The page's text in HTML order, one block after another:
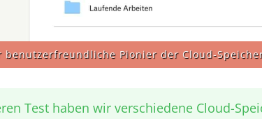
benutzerfreundliche Pionier der Cloud-
Test haben wir verschiedene Cloud-